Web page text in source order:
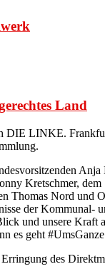
Land
DIE LINKE.
.
Anja
Kretschmer, dem
Thomas Nord und
der Kommunal-
und unsere Kraft
es geht
des